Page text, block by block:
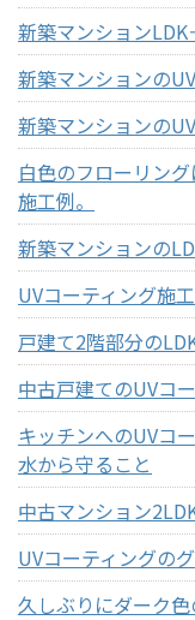
新築マンションLDK
新築マンションの
新築マンションの
白色のフローリン
施工例。
新築マンションの
UVコーティング施
戸建て2階部分の
中古戸建てのUVコー
キッチンへのUVコ
水から守ること
中古マンション
UVコーティングの
久しぶりにダーク色